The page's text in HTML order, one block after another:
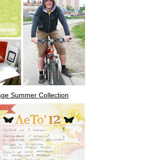
Summer Collection